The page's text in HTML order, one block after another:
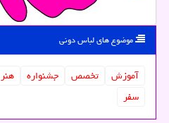
موضوع های لباس دونی
آموزش تخصص جشنواره هنر
سفر